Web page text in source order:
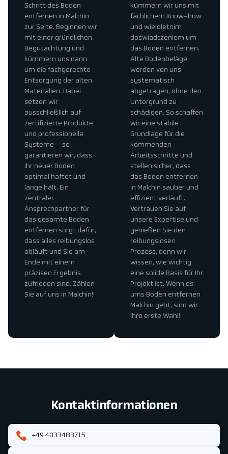
kümmern wir uns mit
fachlichem Know-how
und wieloletnim
doświadczeniem um
das Boden entfernen.
Alte Bodenbeläge
werden von uns
systematisch
abgetragen, ohne den
Untergrund zu
schädigen. So schaffen
wir eine stabile
Grundlage für die
kommenden
Arbeitsschritte und
stellen sicher, dass
das Boden entfernen
in Malchin sauber und
effizient verläuft.
Vertrauen Sie auf
unsere Expertise und
genießen Sie den
reibungslosen
Prozess, denn wir
wissen, wie wichtig
eine solide Basis für Ihr
Projekt ist. Wenn es
ums Boden entfernen
Malchin geht, sind wir
Ihre erste Wahl!
Schritt des Boden
entfernen in Malchin
zur Seite. Beginnen wir
mit einer gründlichen
Begutachtung und
kümmern uns dann
um die fachgerechte
Entsorgung der alten
Materialien. Dabei
setzen wir
ausschließlich auf
zertifizierte Produkte
und professionelle
Systeme – so
garantieren wir, dass
Ihr neuer Boden
optimal haftet und
lange hält. Ein
zentraler
Ansprechpartner für
das gesamte Boden
entfernen sorgt dafür,
dass alles reibungslos
abläuft und Sie am
Ende mit einem
präzisen Ergebnis
zufrieden sind. Zählen
Sie auf uns in Malchin!
Kontaktinformationen
+49 4033483715